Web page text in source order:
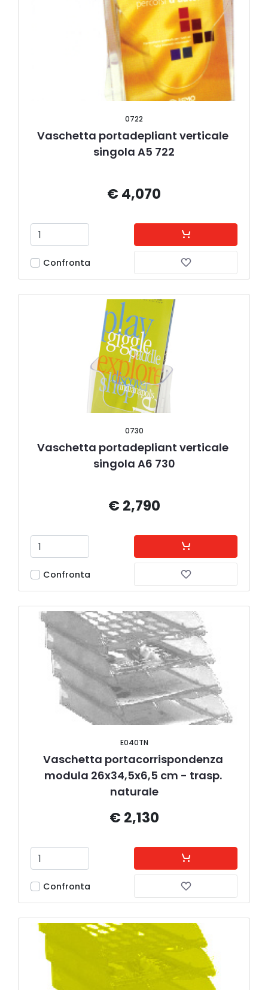
0722
Vaschetta portadepliant verticale
singola A5 722
€ 4,070
Confronta
0730
Vaschetta portadepliant verticale
singola A6 730
€ 2,790
Confronta
E040TN
Vaschetta portacorrispondenza
modula 26x34,5x6,5 cm - trasp.
naturale
€ 2,130
Confronta